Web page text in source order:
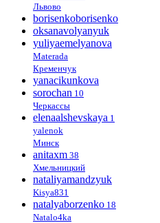
Львово
borisenkoborisenko
oksanavolyanyuk
yuliyaemelyanova
Materada
Кременчук
yanacikunkova
sorochan 10
Черкассы
elenaalshevskaya 1
yalenok
Минск
anitaxm 38
Хмельницкий
nataliyamandzyuk
Kisya831
natalyaborzenko 18
Natalo4ka